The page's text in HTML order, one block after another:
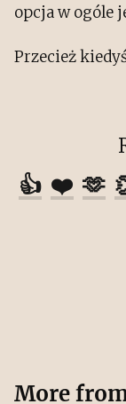
opcja w ogóle
Przecież
👍 ❤️ 🫶
More